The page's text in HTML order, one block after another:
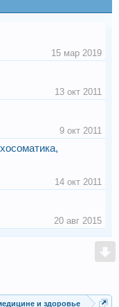
15 мар 2019
13 окт 2011
9 окт 2011
14 окт 2011
20 авг 2015
и здоровье